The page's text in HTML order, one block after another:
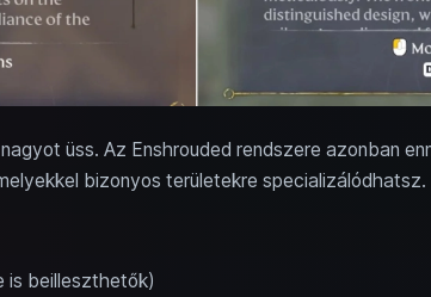
üss. Az Enshrouded rendszere azonban
bizonyos területekre specializálódhatsz.
is beilleszthetők)